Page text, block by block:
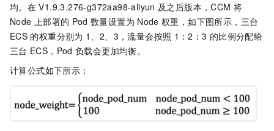
均。在 V1.9.3.276-g372aa98-aliyun 及之后版本，CCM 将
Node 上部署的 Pod 数量设置为 Node 权重，如下图所示，三台
ECS 的权重分别为 1、2、3，流量会按照 1：2：3 的比例分配给
三台 ECS，Pod 负载会更加均衡。
计算公式如下所示：